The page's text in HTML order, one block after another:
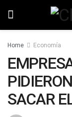
Home Economía
SACAR